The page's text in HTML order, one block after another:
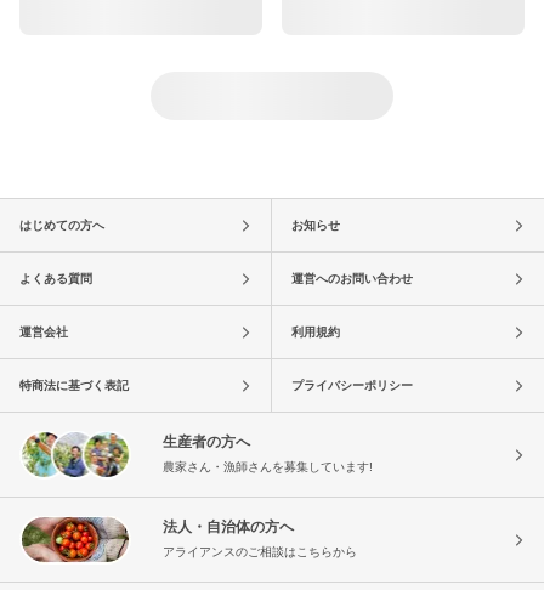
はじめての方へ お知らせ
よくある質問 運営へのお問い合わせ
運営会社 利用規約
特商法に基づく表記 プライバシーポリシー
生産者の方へ
農家さん・漁師さんを募集しています!
法人・自治体の方へ
アライアンスのご相談はこちらから